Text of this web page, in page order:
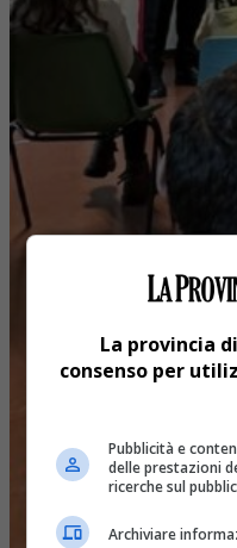
La provincia
consenso per
Pubblicità e
delle prestazioni
ricerche sul
Archiviare